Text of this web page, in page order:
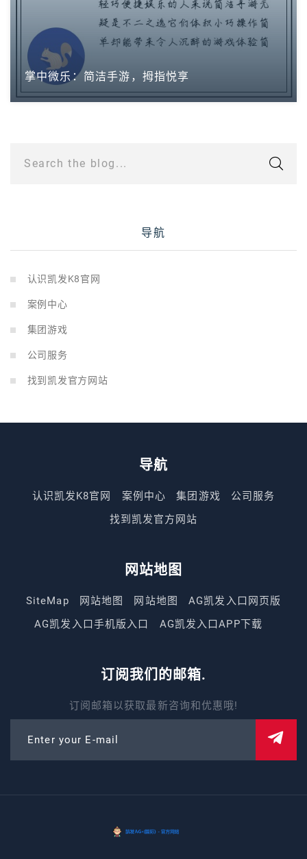
掌中微乐：简洁手游，拇指悦享
Search the blog...
导航
认识凯发K8官网
案例中心
集团游戏
公司服务
找到凯发官方网站
导航
认识凯发K8官网 案例中心 集团游戏
公司服务
找到凯发官方网站
网站地图
SiteMap 网站地图 网站地图
AG凯发入口网页版
AG凯发入口手机版入口
AG凯发入口APP下载
订阅我们的邮箱.
订阅邮箱以获取最新咨询和优惠哦!
Enter your E-mail